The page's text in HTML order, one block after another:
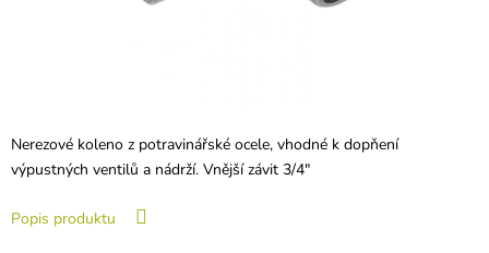
Nerezové koleno z potravinářské ocele, vhodné k dopňení
výpustných ventilů a nádrží. Vnější závit 3/4"
Popis produktu